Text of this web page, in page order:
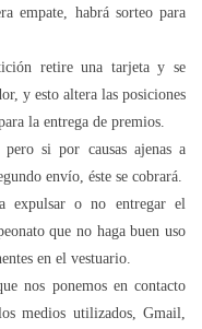
empate, habrá sorteo para
retire una tarjeta y se
y esto altera las posiciones
la entrega de premios.
si por causas ajenas a
envío, éste se cobrará.
expulsar o no entregar el
que no haga buen uso
en el vestuario.
nos ponemos en contacto
medios utilizados, Gmail,